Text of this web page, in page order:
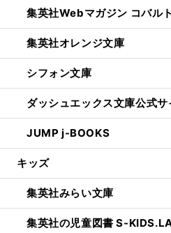
集英社Webマガジン コバルト
集英社オレンジ文庫
シフォン文庫
ダッシュエックス文庫公式サ
JUMP j-BOOKS
キッズ
集英社みらい文庫
集英社の児童図書 S-